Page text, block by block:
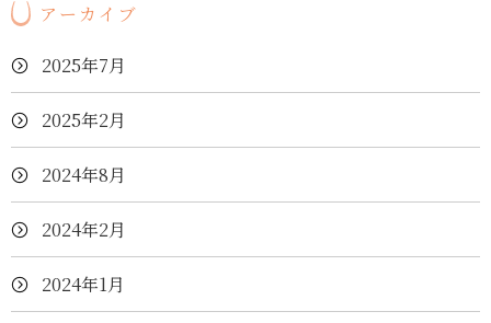
アーカイブ
2025年7月
2025年2月
2024年8月
2024年2月
2024年1月